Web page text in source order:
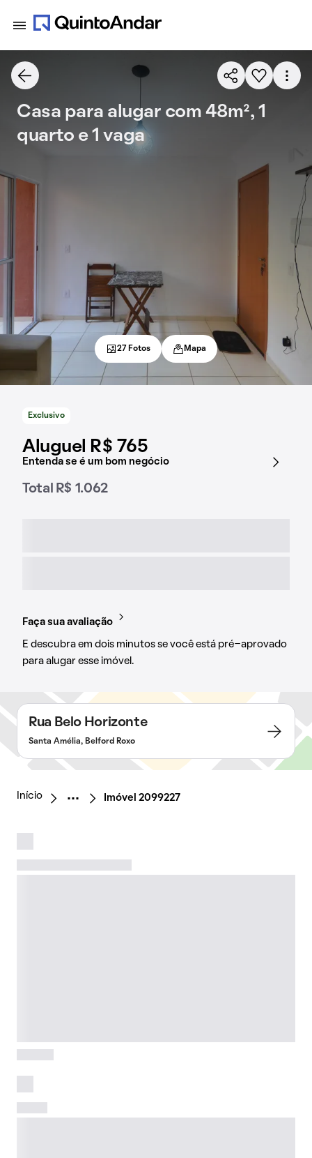
Exclusivo
Aluguel R$ 765
Entenda se é um bom negócio
Total R$ 1.062
Faça sua avaliação
E descubra em dois minutos se você está pré-aprovado
para alugar esse imóvel.
Casa para alugar com 48m², 1
quarto e 1 vaga
27 Fotos Mapa
Rua Belo Horizonte
Santa Amélia, Belford Roxo
Início Imóvel 2099227